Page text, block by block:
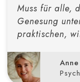
Muss für alle,
Genesung
praktischen,